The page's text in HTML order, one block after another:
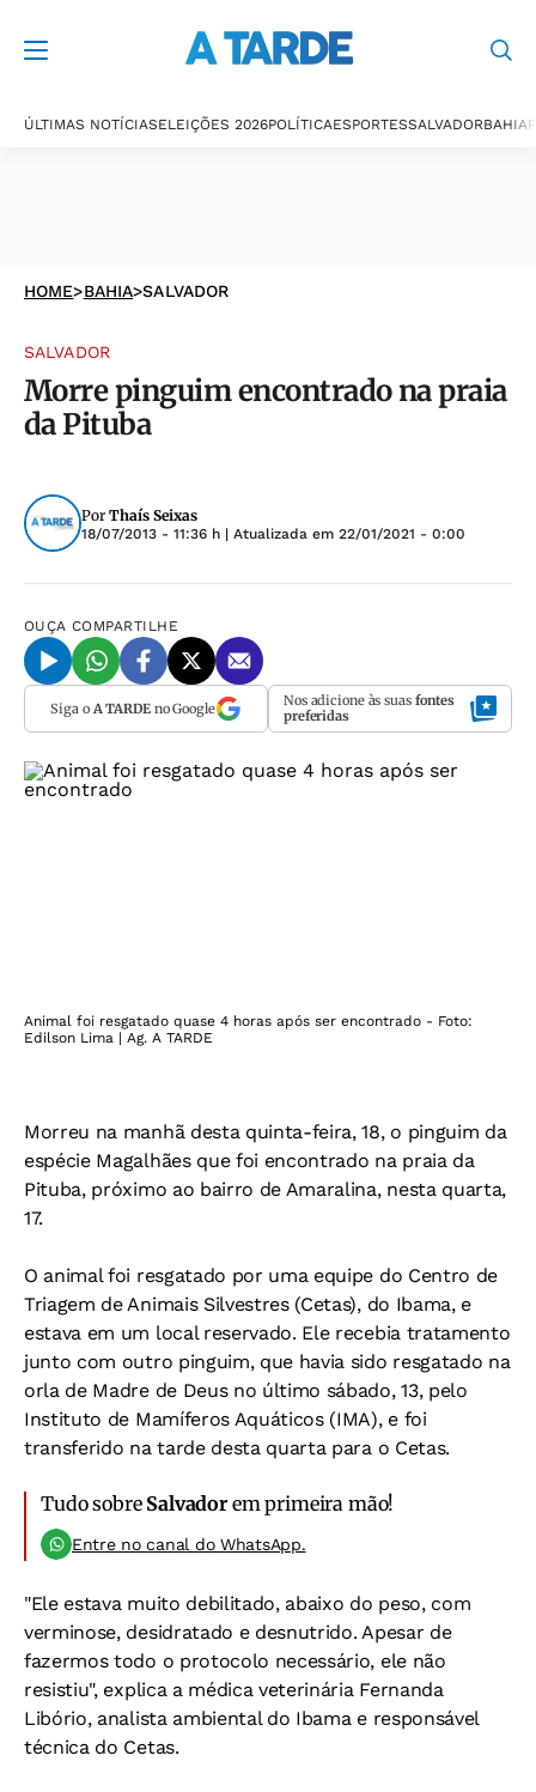
ÚLTIMAS NOTÍCIASELEIÇÕES 2026POLÍTICAESPORTESSALVADORBAHIA
HOME>BAHIA>SALVADOR
SALVADOR
Morre pinguim encontrado na praia
da Pituba
Por Thaís Seixas
18/07/2013 - 11:36 h | Atualizada em 22/01/2021 - 0:00
OUÇA COMPARTILHE
Siga o A TARDEno Google Nos adicione às suas fontes
preferidas
Animal foi resgatado quase 4 horas após ser encontrado - Foto:
Edilson Lima | Ag. A TARDE
Morreu na manhã desta quinta-feira, 18, o pinguim da
espécie Magalhães que foi encontrado na praia da
Pituba, próximo ao bairro de Amaralina, nesta quarta,
17.
O animal foi resgatado por uma equipe do Centro de
Triagem de Animais Silvestres (Cetas), do Ibama, e
estava em um local reservado. Ele recebia tratamento
junto com outro pinguim, que havia sido resgatado na
orla de Madre de Deus no último sábado, 13, pelo
Instituto de Mamíferos Aquáticos (IMA), e foi
transferido na tarde desta quarta para o Cetas.
Tudo sobre Salvadorem primeira mão!
Entre no canal do WhatsApp.
"Ele estava muito debilitado, abaixo do peso, com
verminose, desidratado e desnutrido. Apesar de
fazermos todo o protocolo necessário, ele não
resistiu", explica a médica veterinária Fernanda
Libório, analista ambiental do Ibama e responsável
técnica do Cetas.